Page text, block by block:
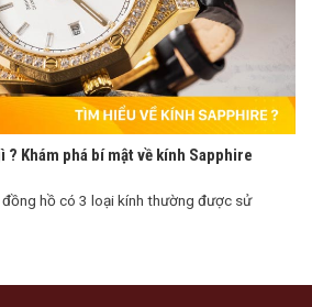
? Khám phá bí mật về kính Sapphire
hồ có 3 loại kính thường được sử